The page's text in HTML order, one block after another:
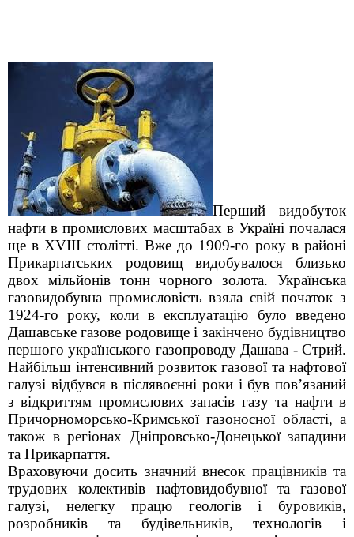
Перший видобуток
нафти в промислових масштабах в Україні почалася
ще в XVIII столітті. Вже до 1909-го року в районі
Прикарпатських родовищ видобувалося близько
двох мільйонів тонн чорного золота. Українська
газовидобувна промисловість взяла свій початок з
1924-го року, коли в експлуатацію було введено
Дашавське газове родовище і закінчено будівництво
першого українського газопроводу Дашава - Стрий.
Найбільш інтенсивний розвиток газової та нафтової
галузі відбувся в післявоєнні роки і був пов’язаний
з відкриттям промислових запасів газу та нафти в
Причорноморсько-Кримської газоносної області, а
також в регіонах Дніпровсько-Донецької западини
та Прикарпаття.
Враховуючи досить значний внесок працівників та
трудових колективів нафтовидобувної та газової
галузі, нелегку працю геологів і буровиків,
розробників та будівельників, технологів і